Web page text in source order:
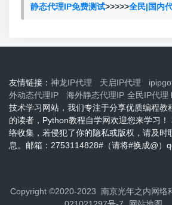
静态代理IP免费测试>>>>>全民|国内
友情链接： 神龙IP代理 天启IP代理
外动态代理IP
海外静态代理IP 全民IP代理
技术学习网站，我们专注于分享优质编程教
的读者，Python教程自学网欢迎您来学习！
络收集，若侵犯了你的隐私或版权，请及时
息。邮箱：2753114828#（请将#换成@）
Copyright ©2020-2023 南京光年之内网络